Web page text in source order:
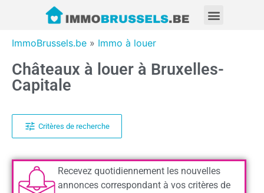
ImmoBrussels.be » Immo à louer
Châteaux à louer à Bruxelles-
Capitale
Critères de recherche
Recevez quotidiennement les nouvelles
annonces correspondant à vos critères de